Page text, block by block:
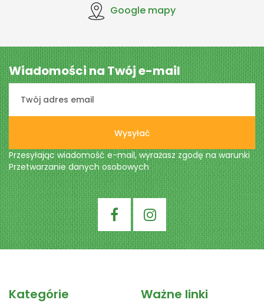
Google mapy
Wiadomości na Twój e-mail
Wysyłać
Przesyłając wiadomość e-mail, wyrażasz zgodę na warunki
Przetwarzanie danych osobowych
Kategórie Ważne linki